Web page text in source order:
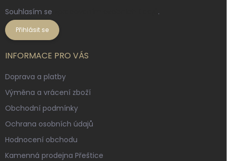
Souhlasím se .
Přihlásit se
INFORMACE PRO VÁS
Doprava a platby
Výměna a vrácení zboží
Obchodní podmínky
Ochrana osobních údajů
Hodnocení obchodu
Kamenná prodejna Přeštice